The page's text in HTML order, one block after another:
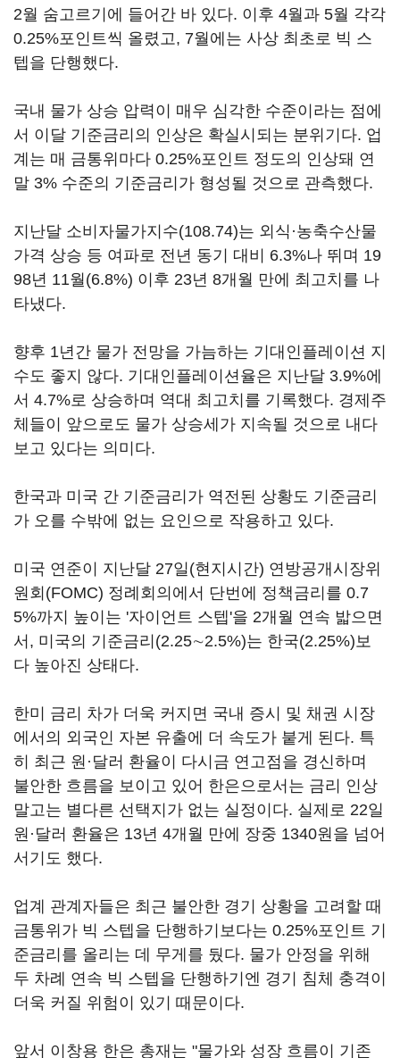
2월 숨고르기에 들어간 바 있다. 이후 4월과 5월 각각
0.25%포인트씩 올렸고, 7월에는 사상 최초로 빅 스
텝을 단행했다.
국내 물가 상승 압력이 매우 심각한 수준이라는 점에
서 이달 기준금리의 인상은 확실시되는 분위기다. 업
계는 매 금통위마다 0.25%포인트 정도의 인상돼 연
말 3% 수준의 기준금리가 형성될 것으로 관측했다.
지난달 소비자물가지수(108.74)는 외식·농축수산물
가격 상승 등 여파로 전년 동기 대비 6.3%나 뛰며 19
98년 11월(6.8%) 이후 23년 8개월 만에 최고치를 나
타냈다.
향후 1년간 물가 전망을 가늠하는 기대인플레이션 지
수도 좋지 않다. 기대인플레이션율은 지난달 3.9%에
서 4.7%로 상승하며 역대 최고치를 기록했다. 경제주
체들이 앞으로도 물가 상승세가 지속될 것으로 내다
보고 있다는 의미다.
한국과 미국 간 기준금리가 역전된 상황도 기준금리
가 오를 수밖에 없는 요인으로 작용하고 있다.
미국 연준이 지난달 27일(현지시간) 연방공개시장위
원회(FOMC) 정례회의에서 단번에 정책금리를 0.7
5%까지 높이는 '자이언트 스텝'을 2개월 연속 밟으면
서, 미국의 기준금리(2.25∼2.5%)는 한국(2.25%)보
다 높아진 상태다.
한미 금리 차가 더욱 커지면 국내 증시 및 채권 시장
에서의 외국인 자본 유출에 더 속도가 붙게 된다. 특
히 최근 원·달러 환율이 다시금 연고점을 경신하며
불안한 흐름을 보이고 있어 한은으로서는 금리 인상
말고는 별다른 선택지가 없는 실정이다. 실제로 22일
원·달러 환율은 13년 4개월 만에 장중 1340원을 넘어
서기도 했다.
업계 관계자들은 최근 불안한 경기 상황을 고려할 때
금통위가 빅 스텝을 단행하기보다는 0.25%포인트 기
준금리를 올리는 데 무게를 뒀다. 물가 안정을 위해
두 차례 연속 빅 스텝을 단행하기엔 경기 침체 충격이
더욱 커질 위험이 있기 때문이다.
앞서 이창용 한은 총재는 "물가와 성장 흐름이 기존